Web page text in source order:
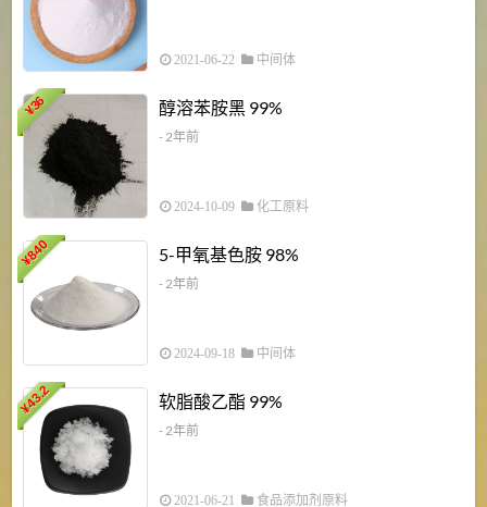
2021-06-22 中间体
¥
36 醇溶苯胺黑 99%
- 2年前
2024-10-09 化工原料
¥
840 5-甲氧基色胺 98%
- 2年前
2024-09-18 中间体
¥
43.2 软脂酸乙酯 99%
- 2年前
2021-06-21 食品添加剂原料